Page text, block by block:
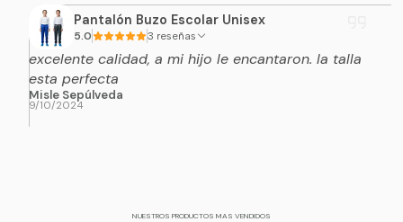
Pantalón Buzo Escolar Unisex
5.0 3 reseñas
excelente calidad, a mi hijo le encantaron. la talla
esta perfecta
Misle Sepúlveda
9/10/2024
NUESTROS PRODUCTOS MAS VENDIDOS